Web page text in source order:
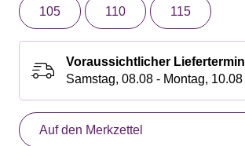
105 110 115
Voraussichtlicher Liefertermin
Samstag, 08.08 - Montag, 10.08
Auf den Merkzettel